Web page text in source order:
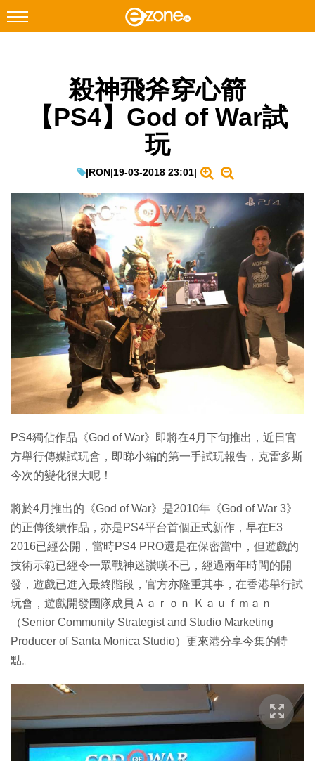
Instagram
科技焦點
教學評測
EduTech
IT Times
生成式AI與雲端應用
Enterprise Digital Transformation
殺神飛斧穿心箭
【PS4】God of War試
玩
|RON|19-03-2018 23:01|
PS4獨佔作品《God of War》即將在4月下旬推出，近日官
方舉行傳媒試玩會，即睇小編的第一手試玩報告，克雷多斯
今次的變化很大呢！
將於4月推出的《God of War》是2010年《God of War 3》
的正傳後續作品，亦是PS4平台首個正式新作，早在E3
2016已經公開，當時PS4 PRO還是在保密當中，但遊戲的
技術示範已經令一眾戰神迷讚嘆不已，經過兩年時間的開
發，遊戲已進入最終階段，官方亦隆重其事，在香港舉行試
玩會，遊戲開發團隊成員Ａａｒｏｎ Ｋａｕｆｍａｎ
（Senior Community Strategist and Studio Marketing
Producer of Santa Monica Studio）更來港分享今集的特
點。